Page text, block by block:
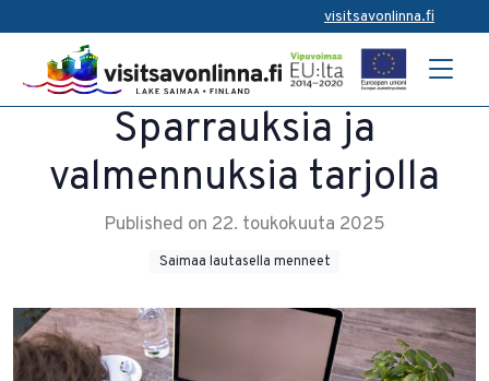
visitsavonlinna.fi
Sparrauksia ja
valmennuksia tarjolla
Published on 22. toukokuuta 2025
Saimaa lautasella menneet